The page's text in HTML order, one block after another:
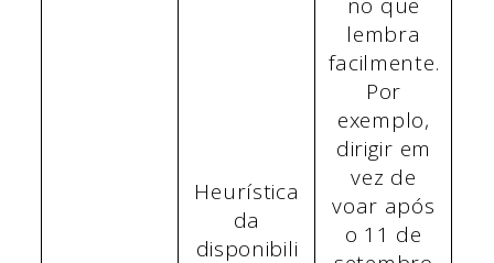
Heurística
da
disponibili
lembra
facilmente.
Por
exemplo,
dirigir em
vez de
voar após
o 11 de